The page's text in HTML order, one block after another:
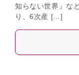
知らない世界』な
り、6次産 […]